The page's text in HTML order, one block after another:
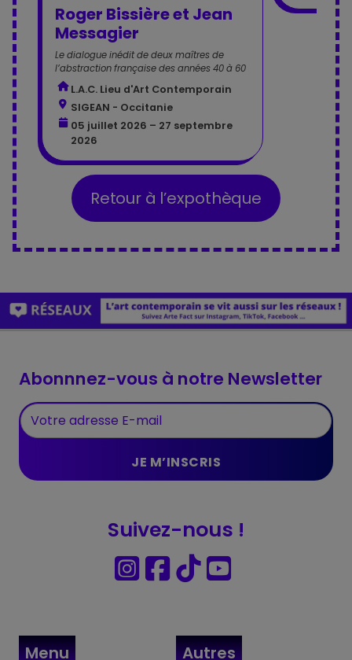
Roger Bissière et Jean
Messagier
Le dialogue inédit de deux maîtres de
l’abstraction française des années 40 à 60
L.A.C. Lieu d'Art Contemporain
SIGEAN - Occitanie
05 juillet 2026 – 27 septembre
2026
Retour à l’expothèque
Abonnnez-vous à notre Newsletter
Suivez-nous !
Menu Autres